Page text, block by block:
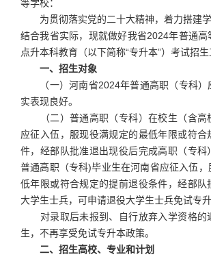
等学校：
为贯彻落实党的二十大精神，着力搭建学
结合我省实际，现就做好我省2024年普通
点升本科教育（以下简称“专升本”）考试招生
一、招生对象
（一）河南省2024年普通高职（专科）
实表现良好。
（二）普通高职（专科）在校生（含高
应征入伍，服现役满规定的最低年限或符合
件，经部队批准退出现役后完成高职（专科
普通高职（专科)毕业生在河南省应征入伍
低年限或符合规定的提前退役条件，经部队
大学生士兵，可申请退役大学生士兵免试专升
对录取后未报到、自行放弃入学资格的
生，不再享受免试专升本政策。
二、招生高校、专业和计划